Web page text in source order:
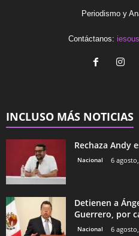
Periodismo y
Contáctanos:
INCLUSO MÁS NOTICIAS
Rechaza Andy
Nacional 6
Detienen a
Guerrero, por
Nacional 6